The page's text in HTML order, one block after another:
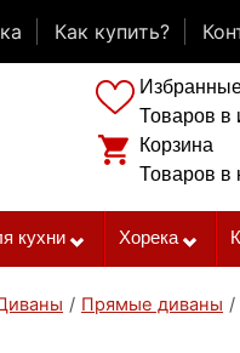
Как купить?
Товаров в
Корзина
Товаров в
кухни Хорека
/ Прямые диваны /